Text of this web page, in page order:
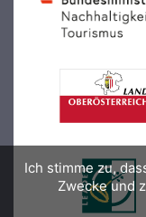
Ich stimme zu,
Zwecke und